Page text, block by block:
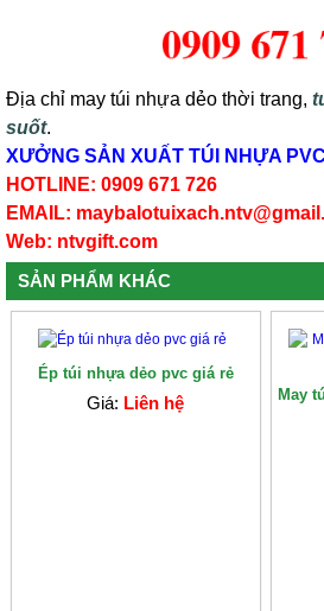
Địa chỉ may túi nhựa dẻo thời trang,
suốt.
XƯỞNG SẢN XUẤT TÚI NHỰA
HOTLINE: 0909 671 726
EMAIL:
Web: ntvgift.com
SẢN PHẨM KHÁC
Ép túi nhựa dẻo pvc giá rẻ
Giá: Liên hệ
May